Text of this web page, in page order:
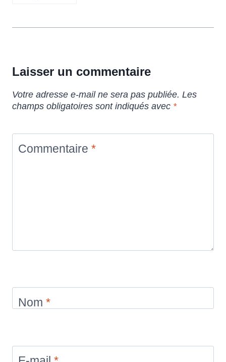
Laisser un commentaire
Votre adresse e-mail ne sera pas publiée. Les
champs obligatoires sont indiqués avec *
Commentaire *
Nom *